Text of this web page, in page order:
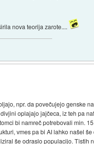
nova teorija zarote....
npr. da povečujejo genske
oplajajo jajčeca, iz teh pa
bi namreč potrebovali min.
vmes pa bi AI lahko našel
še odraslo populacijo.